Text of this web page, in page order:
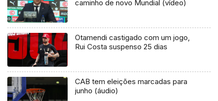
caminho de novo Mundial (vídeo)
Otamendi castigado com um jogo,
Rui Costa suspenso 25 dias
CAB tem eleições marcadas para
junho (áudio)